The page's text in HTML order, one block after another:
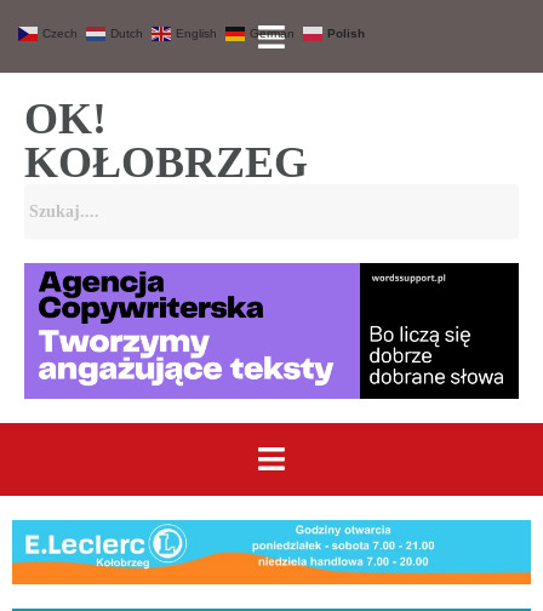
OK!
KOŁOBRZEG
Czech Dutch English German Polish